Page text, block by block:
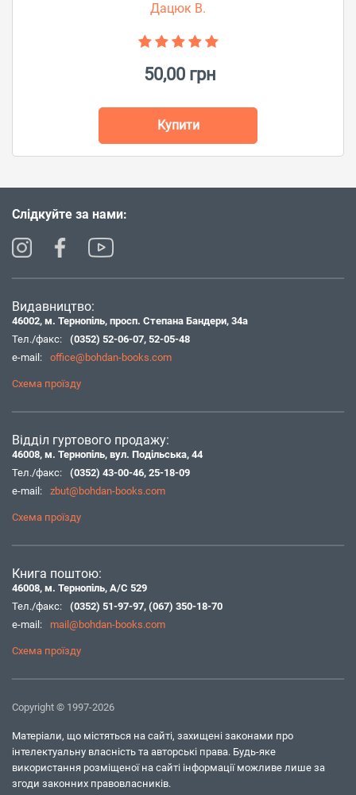
Дацюк В.
50,00 грн
Купити
Слідкуйте за нами:
Видавництво:
46002, м. Тернопіль, просп. Степана Бандери, 34а
Тел./факс:
(0352) 52-06-07, 52-05-48
e-mail:
office@bohdan-books.com
Схема проїзду
Відділ гуртового продажу:
46008, м. Тернопіль, вул. Подільська, 44
Тел./факс:
(0352) 43-00-46, 25-18-09
e-mail:
zbut@bohdan-books.com
Схема проїзду
Книга поштою:
46008, м. Тернопіль, А/С 529
Тел./факс:
(0352) 51-97-97, (067) 350-18-70
e-mail:
mail@bohdan-books.com
Схема проїзду
Copyright © 1997-2026
Матеріали, що містяться на сайті, захищені законами про
інтелектуальну власність та авторські права. Будь-яке
використання розміщеної на сайті інформації можливе лише за
згоди законних правовласників.